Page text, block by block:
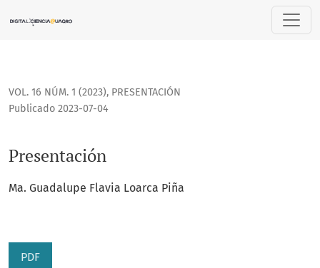
VOL. 16 NÚM. 1 (2023), PRESENTACIÓN
Presentación
Publicado 2023-07-04
Ma. Guadalupe Flavia Loarca Piña
PDF